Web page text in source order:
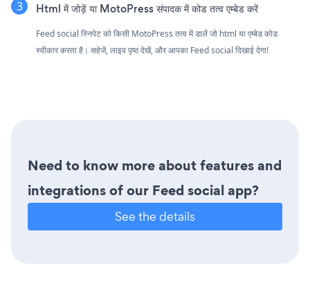
Html में जोड़ें या MotoPress संपादक में कोड तत्व एम्बेड करें
Feed social स्निपेट को किसी MotoPress तत्व में डालें जो html या एम्बेड कोड
स्वीकार करता है। सहेजें, लाइव पृष्ठ देखें, और आपका Feed social दिखाई देगा!
Need to know more about features and
integrations of our Feed social app?
See the details